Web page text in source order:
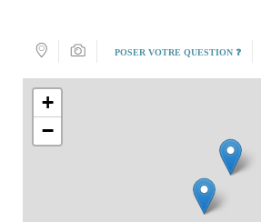
POSER VOTRE QUESTION ❓
+
−